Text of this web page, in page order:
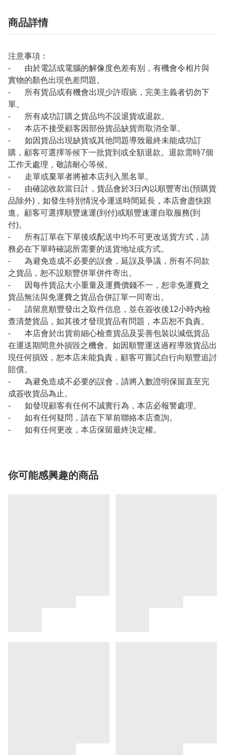
商品詳情
注意事項：
- 由於電話或電腦的解像度色差有别，有機會令相片與
實物的顏色出現色差問題。
- 所有貨品或有機會出現少許瑕疵，完美主義者切勿下
單。
- 所有成功訂購之貨品均不設退貨或退款。
- 本店不接受顧客因部份貨品缺貨而取消全單。
- 如因貨品出現缺貨或其他問題導致最終未能成功訂
購，顧客可選擇等候下一批貨到或全額退款。退款需時7個
工作天處理，敬請耐心等候。
- 走單或棄單者將被本店列入黑名單。
- 由確認收款當日計，貨品會於3日內以順豐寄出(預購貨
品除外)，如發生特別情況令運送時間延長，本店會盡快跟
進。顧客可選擇順豐速運(到付)或順豐速運自取服務(到
付)。
- 所有訂單在下單後或配送中均不可更改送貨方式，請
務必在下單時確認所需要的送貨地址或方式。
- 為避免造成不必要的誤會，延誤及爭議，所有不同款
之貨品，恕不設順豐併單併件寄出。
- 因每件貨品大小重量及運費價錢不一，恕非免運費之
貨品無法與免運費之貨品合併訂單一同寄出。
- 請留意順豐發出之取件信息，並在簽收後12小時內檢
查清楚貨品，如其後才發現貨品有問題，本店恕不負責。
- 本店會於出貨前細心檢查貨品及妥善包裝以減低貨品
在運送期間意外損毀之機會。如因順豐運送過程導致貨品出
現任何損毀，恕本店未能負責，顧客可嘗試自行向順豐追討
賠償。
- 為避免造成不必要的誤會，請將入數證明保留直至完
成簽收貨品為止。
- 如發現顧客有任何不誠實行為，本店必報警處理。
- 如有任何疑問，請在下單前聯絡本店查詢。
- 如有任何更改，本店保留最終決定權。
你可能感興趣的商品